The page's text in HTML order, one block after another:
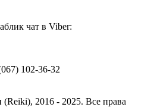
чат в Viber:
102-36-32
2016 - 2025. Все права